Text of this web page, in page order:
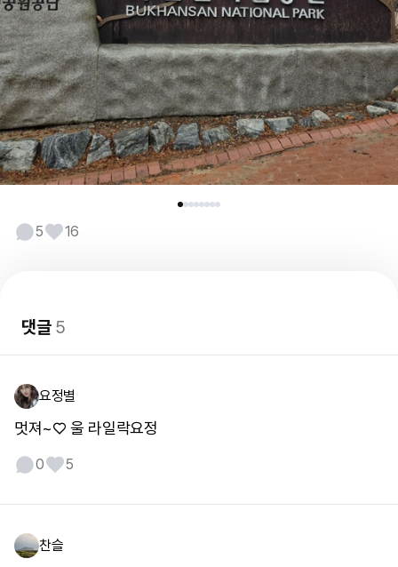
5 16
댓글5
요정별
멋져~♡ 울 라일락요정
0 5
찬슬